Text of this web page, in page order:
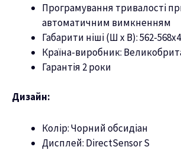
Програмування тривалості
автоматичним вимкненням
Габарити ніші (Ш х В): 562-
Країна-виробник:
Гарантія 2 роки
Дизайн:
Колір: Чорний обсидіан
Дисплей: DirectSensor S